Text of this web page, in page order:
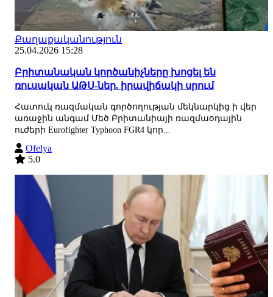
Քաղաքականություն
25.04.2026 15:28
Բրիտանական կործանիչները խոցել են
ռուսական ԱԹՍ-ներ. իրավիճակի սրում
Հատուկ ռազմական գործողության մեկնարկից ի վեր
առաջին անգամ Մեծ Բրիտանիայի ռազմաօդային
ուժերի Eurofighter Typhoon FGR4 կոր...
Ofelya
5.0